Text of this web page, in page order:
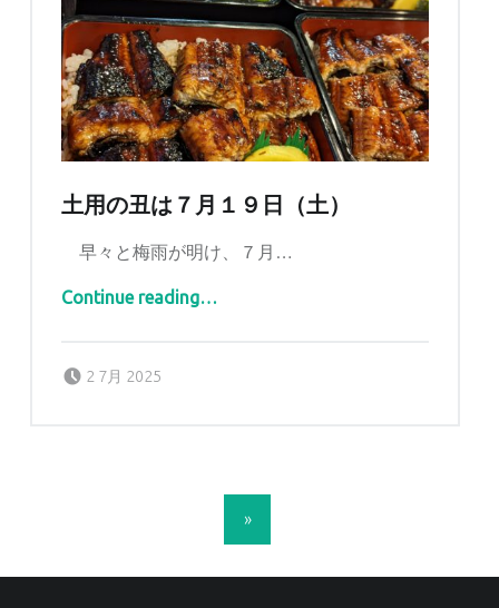
土用の丑は７月１９日（土）
早々と梅雨が明け、７月…
Continue reading“土用の丑は７月１９日（土）”
…
2 7月 2025
»